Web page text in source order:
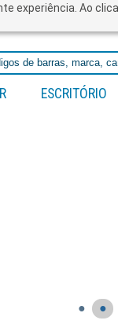
experiência. Ao
ESCRITÓRIO
● ●